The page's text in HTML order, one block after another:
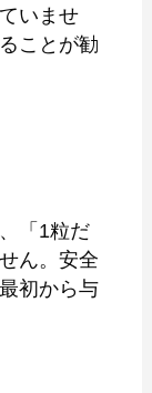
いませ
ことが勧
「1粒だ
ん。安全
初から与